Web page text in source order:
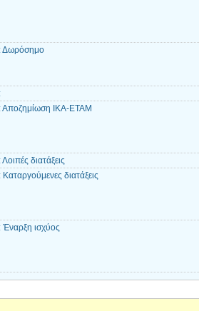
Δωρόσημο
Αποζημίωση ΙΚΑ-ΕΤΑΜ
διατάξεις
διατάξεις
ισχύος